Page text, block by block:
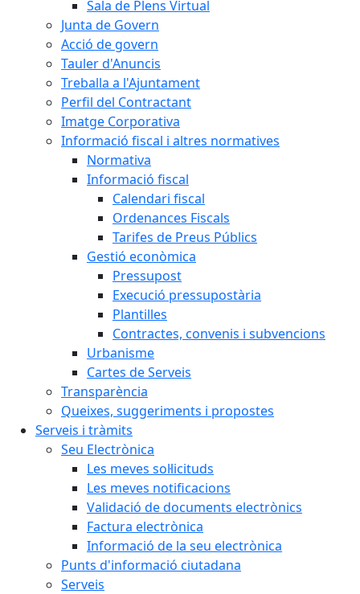
Sala de Plens Virtual
Junta de Govern
Acció de govern
Tauler d'Anuncis
Treballa a l'Ajuntament
Perfil del Contractant
Imatge Corporativa
Informació fiscal i altres normatives
Normativa
Informació fiscal
Calendari fiscal
Ordenances Fiscals
Tarifes de Preus Públics
Gestió econòmica
Pressupost
Execució pressupostària
Plantilles
Contractes, convenis i subvencions
Urbanisme
Cartes de Serveis
Transparència
Queixes, suggeriments i propostes
Serveis i tràmits
Seu Electrònica
Les meves sol·licituds
Les meves notificacions
Validació de documents electrònics
Factura electrònica
Informació de la seu electrònica
Punts d'informació ciutadana
Serveis